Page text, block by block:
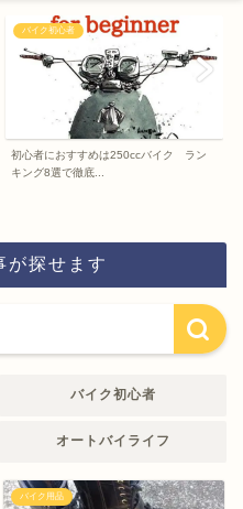
バイク初心者
初心者におすすめは250ccバイク ラン
キング8選で徹底...
が探せます
バイク初心者
オートバイライフ
バイク用品